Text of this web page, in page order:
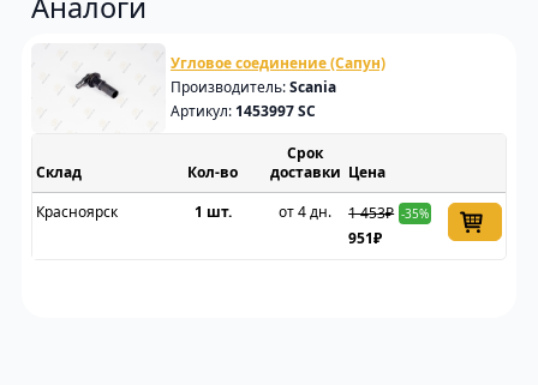
Угловое соединение (Сапун)
Производитель:Scania
Артикул: 1453997 SC
Склад
Срок
доставки Цена
Красноярск
1 шт. от 4 дн. 1 453₽ -35%
951₽